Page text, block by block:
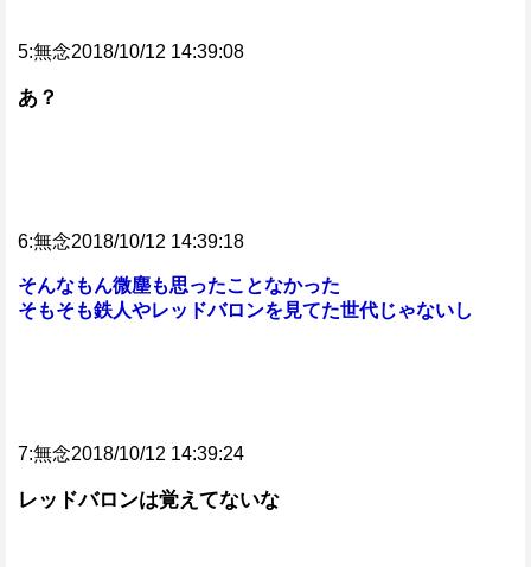
5:無念2018/10/12 14:39:08
あ？
6:無念2018/10/12 14:39:18
そんなもん微塵も思ったことなかった
そもそも鉄人やレッドバロンを見てた世代じゃないし
7:無念2018/10/12 14:39:24
レッドバロンは覚えてないな